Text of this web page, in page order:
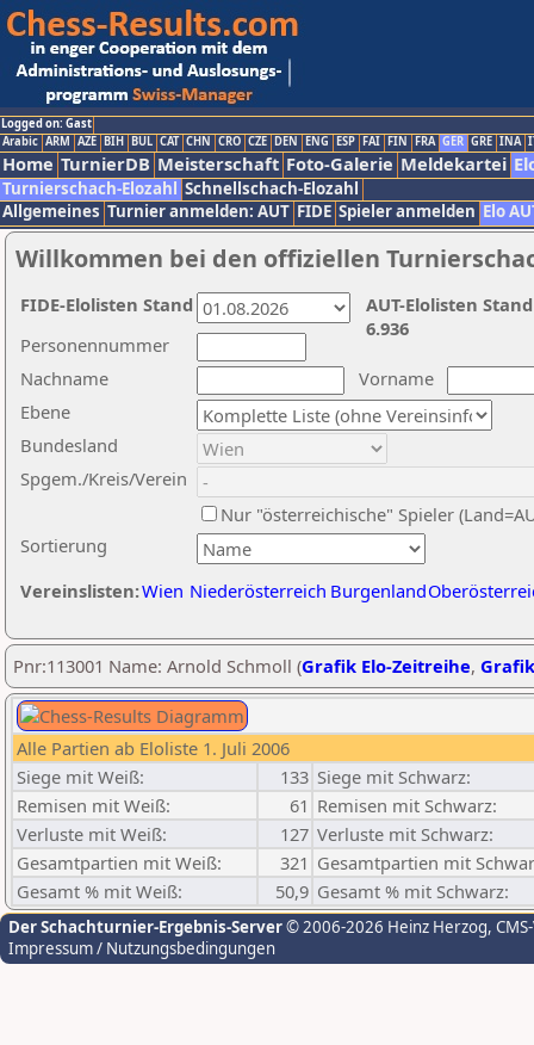
Logged on: Gast
Arabic ARM AZE BIH BUL CAT CHN CRO CZE DEN ENG ESP FAI FIN FRA GER GRE INA
Home TurnierDB Meisterschaft Foto-Galerie Meldekartei
Turnierschach-Elozahl Schnellschach-Elozahl
Allgemeines Turnier anmelden: AUT FIDE Spieler anmelden Elo
Willkommen bei den offiziellen
Nachname
Vorname
Ebene
Sortierung
Personennummer
Bundesland
Spgem./Kreis/Verein
Nur "österreichische" Spieler
Vereinslisten:Wien Niederösterreich Burgenland
AUT-Elolisten
6.936
FIDE-Elolisten Stand
Pnr:113001 Name: Arnold Schmoll (Grafik Elo-Zeitreihe,
Alle Partien ab Eloliste 1. Juli 2006
Siege mit Weiß:
133 Siege mit Schwarz:
Remisen mit Weiß:
61 Remisen mit Schwarz:
Verluste mit Weiß:
127 Verluste mit Schwarz:
Gesamtpartien mit Weiß:
321 Gesamtpartien mit
Gesamt % mit Weiß:
50,9 Gesamt % mit Schwarz:
Der Schachturnier-Ergebnis-Server© 2006-2026 Heinz Herzog,
Impressum / Nutzungsbedingungen